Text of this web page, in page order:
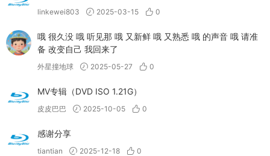
linkewei803 2025-03-15 0
哦 很久没 哦 听见那 哦 又新鲜 哦 又熟悉 哦 的声音 哦 请准
备 改变自己 我回来了
外星撞地球 2025-05-27 0
MV专辑（DVD ISO 1.21G）
皮皮巴巴 2025-10-05 0
感谢分享
tiantian 2025-12-18 0